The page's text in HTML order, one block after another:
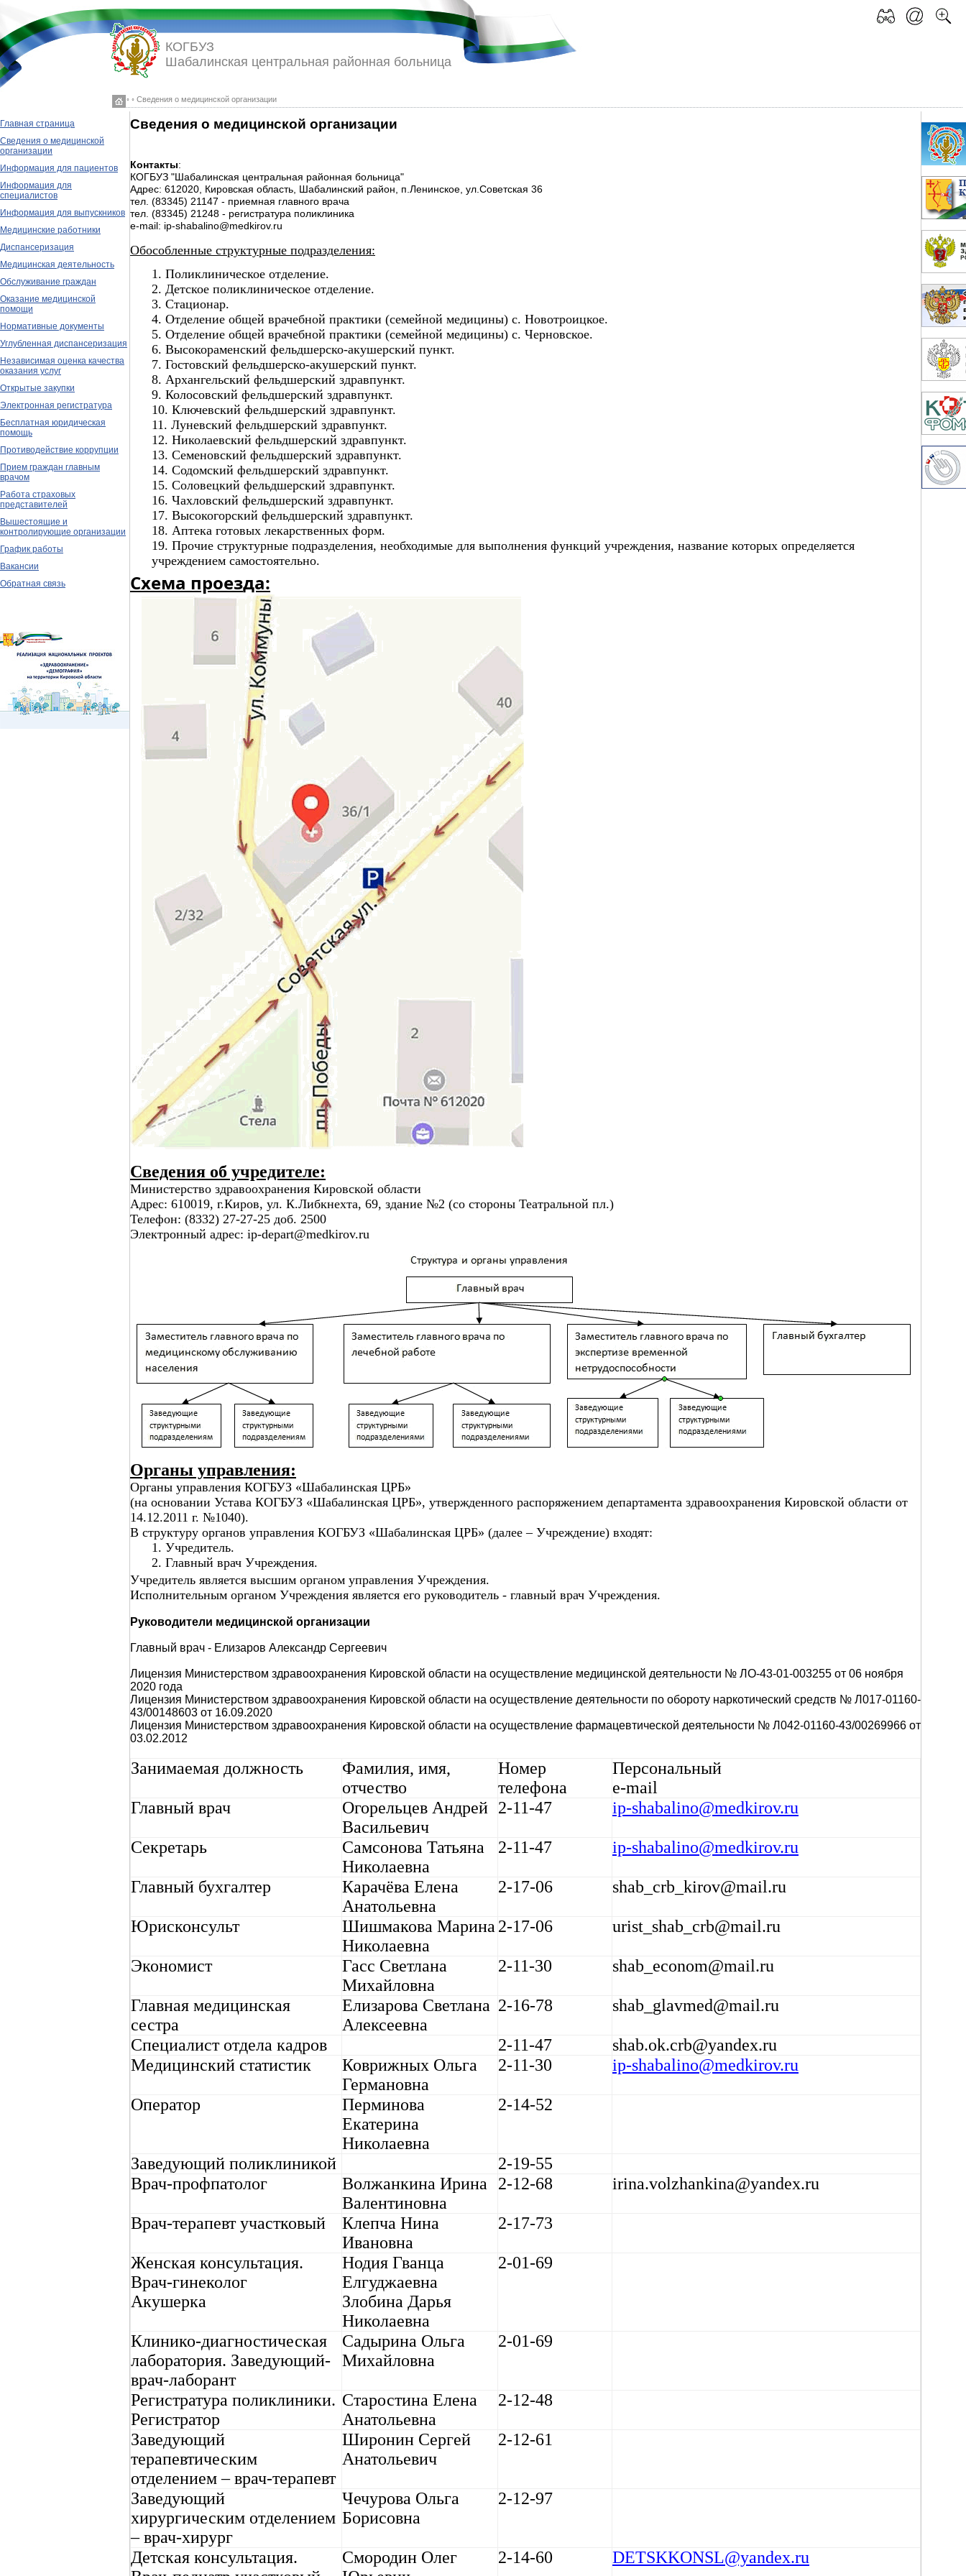
◦ ◦ Сведения о медицинской организации
КОГБУЗ
Шабалинская центральная районная больница
Главная страница
Сведения о медицинской
организации
Информация для пациентов
Информация для
специалистов
Информация для выпускников
Медицинские работники
Диспансеризация
Медицинская деятельность
Обслуживание граждан
Оказание медицинской
помощи
Нормативные документы
Углубленная диспансеризация
Независимая оценка качества
оказания услуг
Открытые закупки
Электронная регистратура
Бесплатная юридическая
помощь
Противодействие коррупции
Прием граждан главным
врачом
Работа страховых
представителей
Вышестоящие и
контролирующие организации
График работы
Вакансии
Обратная связь
Сведения о медицинской организации
Контакты:
КОГБУЗ "Шабалинская центральная районная больница"
Адрес: 612020, Кировская область, Шабалинский район, п.Ленинское, ул.Советская 36
тел. (83345) 21147 - приемная главного врача
тел. (83345) 21248 - регистратура поликлиника
e-mail: ip-shabalino@medkirov.ru
Обособленные структурные подразделения:
1. Поликлиническое отделение.
2. Детское поликлиническое отделение.
3. Стационар.
4. Отделение общей врачебной практики (семейной медицины) с. Новотроицкое.
5. Отделение общей врачебной практики (семейной медицины) с. Черновское.
6. Высокораменский фельдшерско-акушерский пункт.
7. Гостовский фельдшерско-акушерский пункт.
8. Архангельский фельдшерский здравпункт.
9. Колосовский фельдшерский здравпункт.
10. Ключевский фельдшерский здравпункт.
11. Луневский фельдшерский здравпункт.
12. Николаевский фельдшерский здравпункт.
13. Семеновский фельдшерский здравпункт.
14. Содомский фельдшерский здравпункт.
15. Соловецкий фельдшерский здравпункт.
16. Чахловский фельдшерский здравпункт.
17. Высокогорский фельдшерский здравпункт.
18. Аптека готовых лекарственных форм.
19. Прочие структурные подразделения, необходимые для выполнения функций учреждения, название которых определяется
учреждением самостоятельно.
Схема проезда:
Сведения об учредителе:
Министерство здравоохранения Кировской области
Адрес: 610019, г.Киров, ул. К.Либкнехта, 69, здание №2 (со стороны Театральной пл.)
Телефон: (8332) 27-27-25 доб. 2500
Электронный адрес: ip-depart@medkirov.ru
Органы управления:
Органы управления КОГБУЗ «Шабалинская ЦРБ»
(на основании Устава КОГБУЗ «Шабалинская ЦРБ», утвержденного распоряжением департамента здравоохранения Кировской области от
14.12.2011 г. №1040).
В структуру органов управления КОГБУЗ «Шабалинская ЦРБ» (далее – Учреждение) входят:
1. Учредитель.
2. Главный врач Учреждения.
Учредитель является высшим органом управления Учреждения.
Исполнительным органом Учреждения является его руководитель - главный врач Учреждения.
Руководители медицинской организации
Главный врач - Елизаров Александр Сергеевич
Лицензия Министерством здравоохранения Кировской области на осуществление медицинской деятельности № ЛО-43-01-003255 от 06 ноября
2020 года
Лицензия Министерством здравоохранения Кировской области на осуществление деятельности по обороту наркотический средств № Л017-01160-
43/00148603 от 16.09.2020
Лицензия Министерством здравоохранения Кировской области на осуществление фармацевтической деятельности № Л042-01160-43/00269966 от
03.02.2012
Занимаемая должность
Фамилия, имя,
отчество
Номер
телефона
Персональный
e-mail
Главный врач
Огорельцев Андрей
Васильевич
2-11-47 ip-shabalino@medkirov.ru
Секретарь
Самсонова Татьяна
Николаевна
2-11-47 ip-shabalino@medkirov.ru
Главный бухгалтер
Карачёва Елена
Анатольевна
2-17-06 shab_crb_kirov@mail.ru
Юрисконсульт
Шишмакова Марина
Николаевна
2-17-06 urist_shab_crb@mail.ru
Экономист
Гасс Светлана
Михайловна
2-11-30 shab_econom@mail.ru
Главная медицинская
сестра
Елизарова Светлана
Алексеевна
2-16-78 shab_glavmed@mail.ru
Специалист отдела кадров 2-11-47
shab.ok.crb@yandex.ru
Медицинский статистик
Коврижных Ольга
Германовна
2-11-30 ip-shabalino@medkirov.ru
Оператор
Перминова
Екатерина
Николаевна
2-14-52
Заведующий поликлиникой
2-19-55
Врач-профпатолог
Волжанкина Ирина
Валентиновна
2-12-68 irina.volzhankina@yandex.ru
Врач-терапевт участковый
Клепча Нина
Ивановна
2-17-73
Женская консультация.
Врач-гинеколог
Акушерка
Нодия Гванца
Елгуджаевна
Злобина Дарья
Николаевна
2-01-69
Клинико-диагностическая
лаборатория. Заведующий-
врач-лаборант
Садырина Ольга
Михайловна
2-01-69
Регистратура поликлиники.
Регистратор
Старостина Елена
Анатольевна
2-12-48
Заведующий
терапевтическим
отделением – врач-терапевт
Широнин Сергей
Анатольевич
2-12-61
Заведующий
хирургическим отделением
– врач-хирург
Чечурова Ольга
Борисовна
2-12-97
Детская консультация.
Смородин Олег
2-14-60 DETSKKONSL@yandex.ru